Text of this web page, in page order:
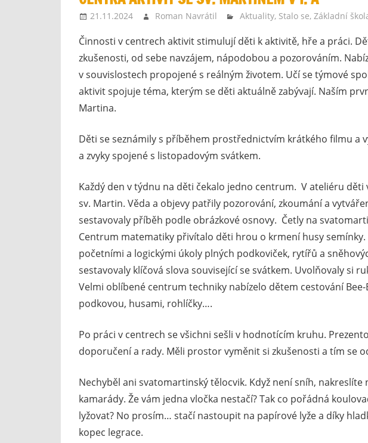
21.11.2024 Roman Navrátil Aktuality, Stalo se, Základní
Činnosti v centrech aktivit stimulují děti k aktivitě, hře a práci.
zkušenosti, od sebe navzájem, nápodobou a pozorováním.
v souvislostech propojené s reálným životem. Učí se týmové
aktivit spojuje téma, kterým se děti aktuálně zabývají. Naším
Martina.
Děti se seznámily s příběhem prostřednictvím krátkého filmu a
a zvyky spojené s listopadovým svátkem.
Každý den v týdnu na děti čekalo jedno centrum. V ateliéru
sv. Martin. Věda a objevy patřily pozorování, zkoumání a
sestavovaly příběh podle obrázkové osnovy. Četly na
Centrum matematiky přivítalo děti hrou o krmení husy semínky.
početními a logickými úkoly plných podkoviček, rytířů a
sestavovaly klíčová slova související se svátkem. Uvolňovaly si
Velmi oblíbené centrum techniky nabízelo dětem cestování
podkovou, husami, rohlíčky….
Po práci v centrech se všichni sešli v hodnotícím kruhu.
doporučení a rady. Měli prostor vyměnit si zkušenosti a tím se
Nechyběl ani svatomartinský tělocvik. Když není sníh, nakreslíte
kamarády. Že vám jedna vločka nestačí? Tak co pořádná
lyžovat? No prosím… stačí nastoupit na papírové lyže a díky
kopec legrace.